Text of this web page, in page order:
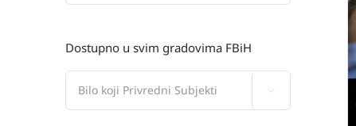
Dostupno u svim gradovima FBiH